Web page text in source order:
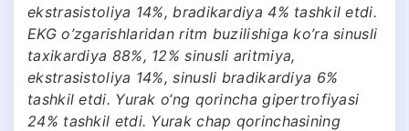
ekstrasistoliya 14%, bradikardiya 4% tashkil etdi.
EKG o’zgarishlaridan ritm buzilishiga ko’ra sinusli
taxikardiya 88%, 12% sinusli aritmiya,
ekstrasistoliya 14%, sinusli bradikardiya 6%
tashkil etdi. Yurak o‘ng qorincha gipertrofiyasi
24% tashkil etdi. Yurak chap qorinchasining